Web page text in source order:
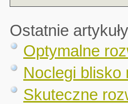
Ostatnie artykuły
Optymalne
Noclegi blisko
Skuteczne